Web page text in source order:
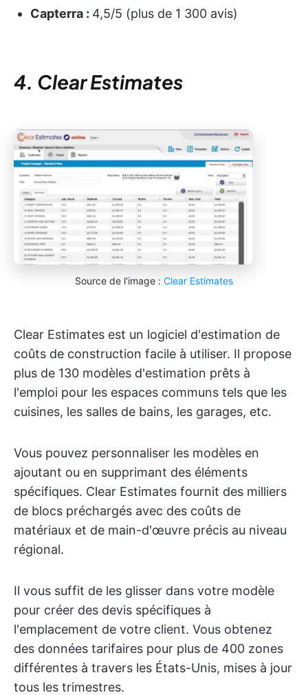
Capterra : 4,5/5 (plus de 1 300 avis)
4. Clear Estimates
Source de l'image : Clear Estimates
Clear Estimates est un logiciel d'estimation de
coûts de construction facile à utiliser. Il propose
plus de 130 modèles d'estimation prêts à
l'emploi pour les espaces communs tels que les
cuisines, les salles de bains, les garages, etc.
Vous pouvez personnaliser les modèles en
ajoutant ou en supprimant des éléments
spécifiques. Clear Estimates fournit des milliers
de blocs préchargés avec des coûts de
matériaux et de main-d'œuvre précis au niveau
régional.
Il vous suffit de les glisser dans votre modèle
pour créer des devis spécifiques à
l'emplacement de votre client. Vous obtenez
des données tarifaires pour plus de 400 zones
différentes à travers les États-Unis, mises à jour
tous les trimestres.